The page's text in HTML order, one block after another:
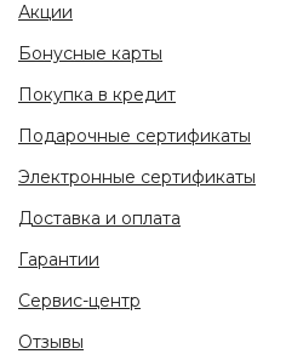
Акции
Бонусные карты
Покупка в кредит
Подарочные сертификаты
Электронные сертификаты
Доставка и оплата
Гарантии
Сервис-центр
Отзывы